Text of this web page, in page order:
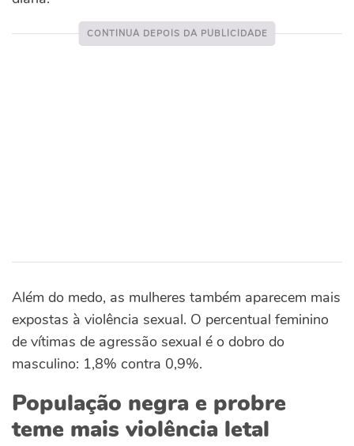
Além do medo, as mulheres também aparecem mais
expostas à violência sexual. O percentual feminino
de vítimas de agressão sexual é o dobro do
masculino: 1,8% contra 0,9%.
População negra e probre
teme mais violência letal